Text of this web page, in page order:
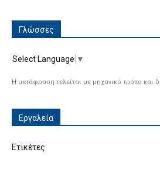
Γλώσσες
Select Language ▼
Η μετάφραση τελείται με μηχανικό τρόπο και
Εργαλεία
Ετικέτες